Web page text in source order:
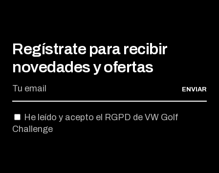
Regístrate para recibir
novedades y ofertas
ENVIAR
He leído y acepto el RGPD de VW Golf
Challenge